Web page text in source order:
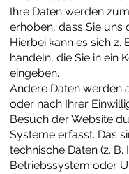
Ihre Daten werden
erhoben, dass Sie uns
Hierbei kann es sich z.
handeln, die Sie in ein
eingeben.
Andere Daten werden
oder nach Ihrer
Besuch der Website
Systeme erfasst. Das
technische Daten (z.
Betriebssystem oder